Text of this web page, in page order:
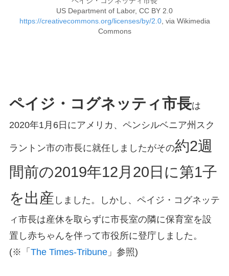
US Department of Labor, CC BY 2.0
https://creativecommons.org/licenses/by/2.0, via Wikimedia
Commons
ペイジ・コグネッティ市長は
2020年1月6日にアメリカ、ペンシルベニア州スク
ラントン市の市長に就任しましたがその約2週
間前の2019年12月20日に第1子
を出産 しました。しかし、ペイジ・コグネッテ
ィ市長は産休を取らずに市長室の隣に保育室を設
置し赤ちゃんを伴って市役所に登庁しました。
(※「 The Times-Tribune」参照)